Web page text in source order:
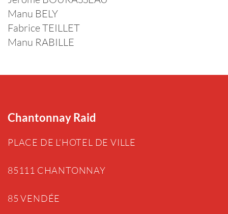
Manu BELY
Fabrice TEILLET
Manu RABILLE
Chantonnay Raid
PLACE DE L’HOTEL DE VILLE
85111 CHANTONNAY
85 VENDÉE